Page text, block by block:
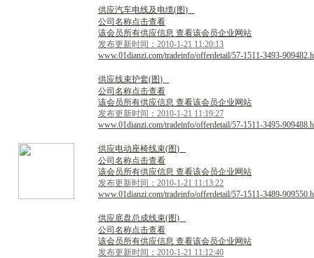
供应汽车电线及 电缆(图)
公司名称点击查看
该会员所有供应信息 查看该会员企业网站
发布更新时间：2010-1-21 11:20:13
www.01dianzi.com/tradeinfo/offerdetail/57-1511-3493-
供应线束护套(图)
公司名称点击查看
该会员所有供应信息 查看该会员企业网站
发布更新时间：2010-1-21 11:19:27
www.01dianzi.com/tradeinfo/offerdetail/57-1511-3495-
供应电动座椅线束(图)
公司名称点击查看
该会员所有供应信息 查看该会员企业网站
发布更新时间：2010-1-21 11:13:22
www.01dianzi.com/tradeinfo/offerdetail/57-1511-3489-
供应底盘总成线束(图)
公司名称点击查看
该会员所有供应信息 查看该会员企业网站
发布更新时间：2010-1-21 11:12:40